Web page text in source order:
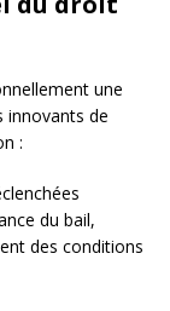
une
innovants de
:
du bail,
des conditions